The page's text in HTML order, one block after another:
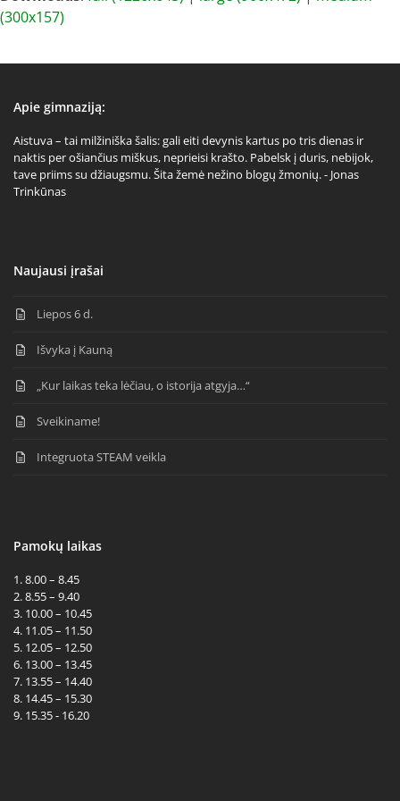
(300x157)
Apie gimnaziją:
Aistuva – tai milžiniška šalis: gali eiti devynis kartus po tris dienas ir
naktis per ošiančius miškus, neprieisi krašto. Pabelsk į duris, nebijok,
tave priims su džiaugsmu. Šita žemė nežino blogų žmonių. - Jonas
Trinkūnas
Naujausi įrašai
Liepos 6 d.
Išvyka į Kauną
„Kur laikas teka lėčiau, o istorija atgyja…“
Sveikiname!
Integruota STEAM veikla
Pamokų laikas
1. 8.00 – 8.45
2. 8.55 – 9.40
3. 10.00 – 10.45
4. 11.05 – 11.50
5. 12.05 – 12.50
6. 13.00 – 13.45
7. 13.55 – 14.40
8. 14.45 – 15.30
9. 15.35 - 16.20